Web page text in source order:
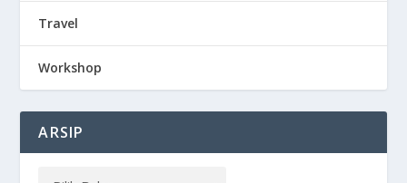
Travel
Workshop
ARSIP